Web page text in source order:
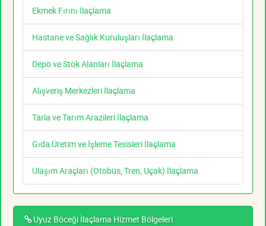
Ekmek Fırını İlaçlama
Hastane ve Sağlık Kuruluşları İlaçlama
Depo ve Stok Alanları İlaçlama
Alışveriş Merkezleri İlaçlama
Tarla ve Tarım Arazileri İlaçlama
Gıda Üretim ve İşleme Tesisleri İlaçlama
Ulaşım Araçları (Otobüs, Tren, Uçak) İlaçlama
Uyuz Böceği İlaçlama Hizmet Bölgeleri